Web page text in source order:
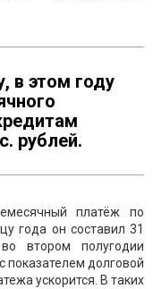
в этом году
рублей.
платёж по
года он составил 31
втором полугодии
долговой
ускорится. В таких